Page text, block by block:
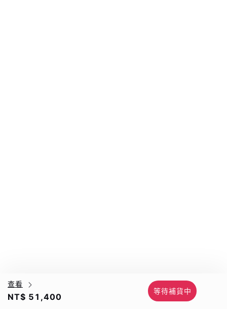
查看
NT$ 51,400
等待補貨中